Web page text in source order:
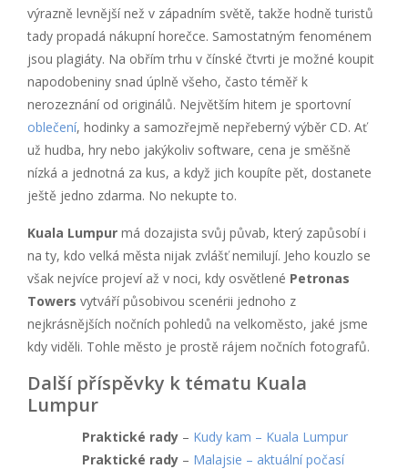
výrazně levnější než v západním světě, takže hodně turistů
tady propadá nákupní horečce. Samostatným fenoménem
jsou plagiáty. Na obřím trhu v čínské čtvrti je možné koupit
napodobeniny snad úplně všeho, často téměř k
nerozeznání od originálů. Největším hitem je sportovní
oblečení, hodinky a samozřejmě nepřeberný výběr CD. Ať
už hudba, hry nebo jakýkoliv software, cena je směšně
nízká a jednotná za kus, a když jich koupíte pět, dostanete
ještě jedno zdarma. No nekupte to.
Kuala Lumpur má dozajista svůj půvab, který zapůsobí i
na ty, kdo velká města nijak zvlášť nemilují. Jeho kouzlo se
však nejvíce projeví až v noci, kdy osvětlené Petronas
Towers vytváří působivou scenérii jednoho z
nejkrásnějších nočních pohledů na velkoměsto, jaké jsme
kdy viděli. Tohle město je prostě rájem nočních fotografů.
Další příspěvky k tématu Kuala
Lumpur
Praktické rady – Kudy kam – Kuala Lumpur
Praktické rady – Malajsie – aktuální počasí